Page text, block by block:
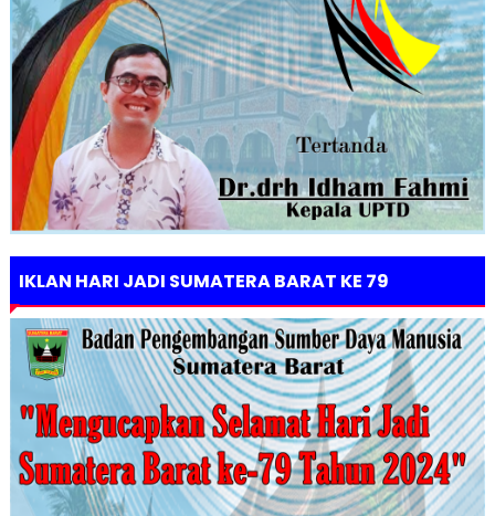
IKLAN HARI JADI SUMATERA BARAT KE 79